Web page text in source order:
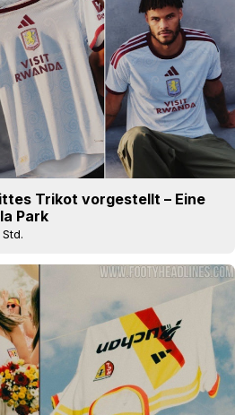
Trikot vorgestellt – Eine
Park
Std.